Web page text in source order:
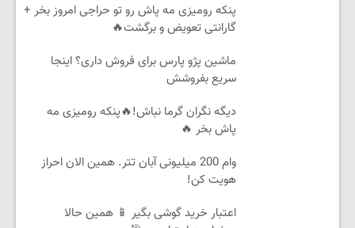
پنکه رومیزی مه پاش رو تو حراجی امروز بخر +
گارانتی تعویض و برگشت🔥
ماشین پژو پارس برای فروش داری؟ اینجا
سریع بفروشش
دیگه نگران گرما نباش!🔥پنکه رومیزی مه
پاش بخر 🔥
وام 200 میلیونی آبان تتر. همین الان احراز
هویت کن!
اعتبار خرید گوشی بگیر 📱 همین حالا